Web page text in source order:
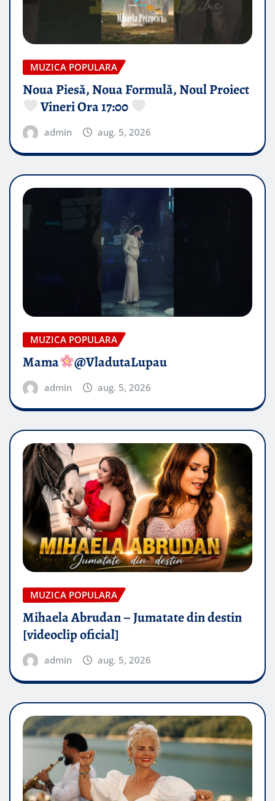
MUZICA POPULARA
Noua Piesă, Noua Formulă, Noul Proiect
Vineri Ora 17:00
admin aug. 5, 2026
MUZICA POPULARA
Mama @VladutaLupau
admin aug. 5, 2026
MUZICA POPULARA
Mihaela Abrudan – Jumatate din destin
[videoclip oficial]
admin aug. 5, 2026